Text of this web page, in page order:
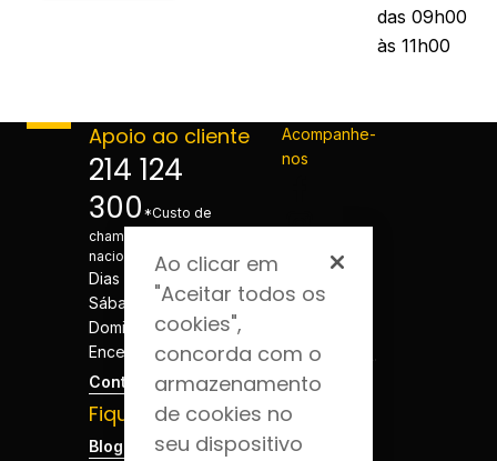
das 09h00
às 11h00
Apoio ao cliente
214 124
300 *Custo de
chamada para a rede fixa
nacional
Dias úteis - 08h às 20h
Sábados - 08h às 20h
Domingos e Feriados -
Encerrado
Contactos
Fique por dentro
Blog da Saúde
Acompanhe-
nos
Ao clicar em
"Aceitar todos os
cookies",
concorda com o
armazenamento
de cookies no
seu dispositivo